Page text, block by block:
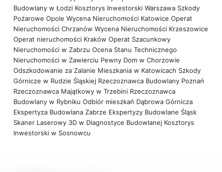
Budowlany w Łodzi Kosztorys Inwestorski Warszawa Szkody
Pożarowe Opole Wycena Nieruchomości Katowice Operat
Nieruchomości Chrzanów Wycena Nieruchomości Krzeszowice
Operat nieruchomości Kraków Operat Szacunkowy
Nieruchomości w Zabrzu Ocena Stanu Technicznego
Nieruchomości w Zawierciu Pewny Dom w Chorzowie
Odszkodowanie za Zalanie Mieszkania w Katowicach Szkody
Górnicze w Rudzie Śląskiej Rzeczoznawca Budowlany Poznań
Rzeczoznawca Majątkowy w Trzebini Rzeczoznawca
Budowlany w Rybniku Odbiór mieszkań Dąbrowa Górnicza
Ekspertyza Budowlana Zabrze Ekspertyzy Budowlane Śląsk
Skaner Laserowy 3D w Diagnostyce Budowlanej Kosztorys
Inwestorski w Sosnowcu